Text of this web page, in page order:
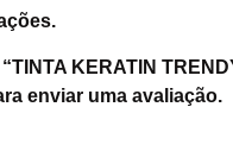
KERATIN
enviar uma avaliação.